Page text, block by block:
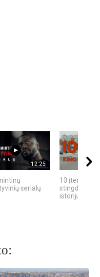
12:25
serialų
10 įtemptų,
stingdančių
istorijų